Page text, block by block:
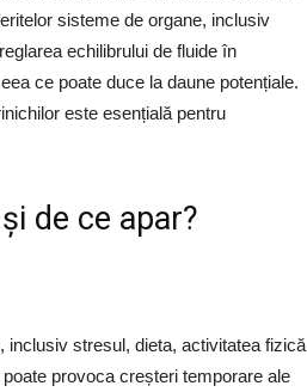
sisteme de organe, inclusiv
echilibrului de fluide în
ce poate duce la daune potențiale.
este esențială pentru
de ce apar?
inclusiv stresul, dieta, activitatea fizică
provoca creșteri temporare ale